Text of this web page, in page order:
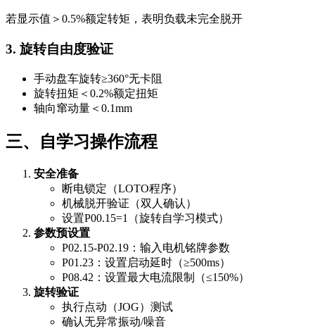
若显示值＞0.5%额定转矩，表明负载未完全脱开
3. 旋转自由度验证
手动盘车旋转≥360°无卡阻
旋转扭矩＜0.2%额定扭矩
轴向窜动量＜0.1mm
三、自学习操作流程
安全准备
断电锁定（LOTO程序）
机械脱开验证（双人确认）
设置P00.15=1（旋转自学习模式）
参数预设置
P02.15-P02.19：输入电机铭牌参数
P01.23：设置启动延时（≥500ms）
P08.42：设置最大电流限制（≤150%）
旋转验证
执行点动（JOG）测试
确认无异常振动/噪音